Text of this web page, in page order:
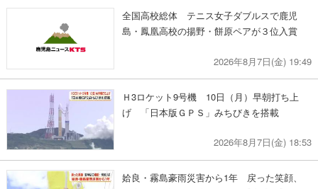
全国高校総体 テニス女子ダブルスで鹿児
島・鳳凰高校の揚野・餅原ペアが３位入賞
2026年8月7日(金) 19:49
Ｈ3ロケット9号機 10日（月）早朝打ち上
げ 「日本版ＧＰＳ」みちびきを搭載
2026年8月7日(金) 18:53
姶良・霧島豪雨災害から1年 戻った笑顔、